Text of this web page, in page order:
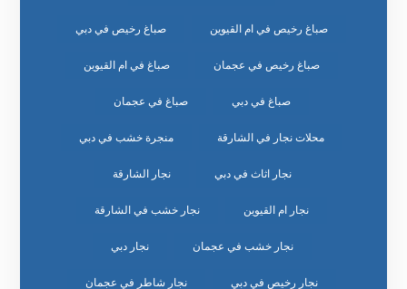
صباغ رخيص في ام القيوين صباغ رخيص في دبي
صباغ رخيص في عجمان صباغ في ام القيوين
صباغ في دبي صباغ في عجمان
محلات نجار في الشارقة منجرة خشب في دبي
نجار اثاث في دبي نجار الشارقة
نجار ام القيوين نجار خشب في الشارقة
نجار خشب في عجمان نجار دبي
نجار رخيص في دبي نجار شاطر في عجمان